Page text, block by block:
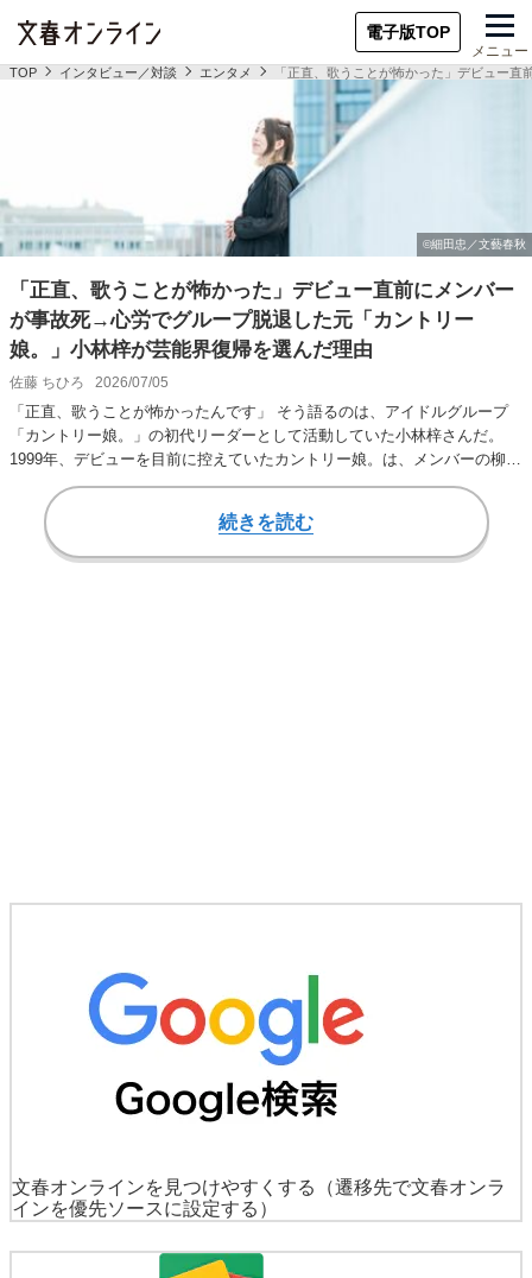
電子版TOP
メニュー
TOP インタビュー／対談 エンタメ 「正直、歌うことが怖かった」デビュー
「正直、歌うことが怖かった」デビュー直前にメンバー
が事故死→心労でグループ脱退した元「カントリー
娘。」小林梓が芸能界復帰を選んだ理由
佐藤 ちひろ 2026/07/05
「正直、歌うことが怖かったんです」 そう語るのは、アイドルグループ
「カントリー娘。」の初代リーダーとして活動していた小林梓さんだ。
1999年、デビューを目前に控えていたカントリー娘。は、メンバーの柳原
尋美さんが自動車…
続きを読む
文春オンラインを見つけやすくする
（遷移先で文春オンラ
インを優先ソースに設定する）